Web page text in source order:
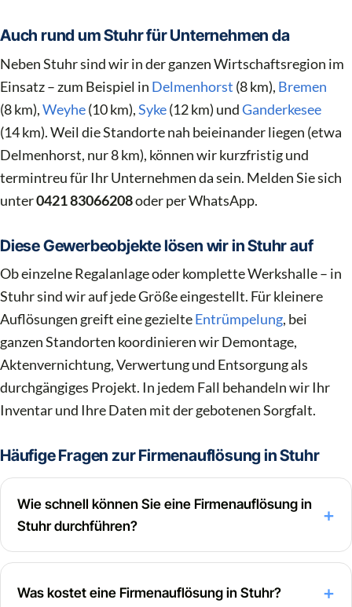
Auch rund um Stuhr für Unternehmen da
Neben Stuhr sind wir in der ganzen Wirtschaftsregion im
Einsatz – zum Beispiel in Delmenhorst (8 km), Bremen
(8 km),Weyhe(10 km),Syke(12 km) undGanderkesee
(14 km). Weil die Standorte nah beieinander liegen (etwa
Delmenhorst, nur 8 km), können wir kurzfristig und
termintreu für Ihr Unternehmen da sein. Melden Sie sich
unter0421 83066208oder per WhatsApp.
Diese Gewerbeobjekte lösen wir in Stuhr auf
Ob einzelne Regalanlage oder komplette Werkshalle – in
Stuhr sind wir auf jede Größe eingestellt. Für kleinere
Auflösungen greift eine gezielteEntrümpelung, bei
ganzen Standorten koordinieren wir Demontage,
Aktenvernichtung, Verwertung und Entsorgung als
durchgängiges Projekt. In jedem Fall behandeln wir Ihr
Inventar und Ihre Daten mit der gebotenen Sorgfalt.
Häufige Fragen zur Firmenauflösung in Stuhr
Wie schnell können Sie eine Firmenauflösung in
Stuhr durchführen?
Was kostet eine Firmenauflösung in Stuhr?